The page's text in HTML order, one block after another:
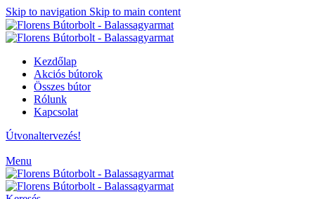
Skip to navigation Skip to main content
Kezdőlap
Akciós bútorok
Összes bútor
Rólunk
Kapcsolat
Útvonaltervezés!
Menu